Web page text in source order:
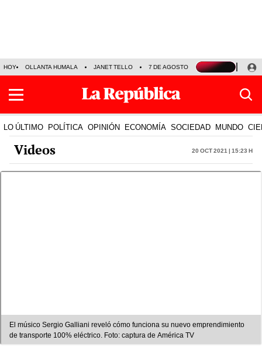
HOY OLLANTA HUMALA JANET TELLO 7 DE AGOSTO TINKA RESULTADOS
LO ÚLTIMO POLÍTICA OPINIÓN ECONOMÍA SOCIEDAD MUNDO
Videos 20 Oct 2021 | 15:23 h
El músico Sergio Galliani reveló cómo funciona su nuevo emprendimiento
de transporte 100% eléctrico. Foto: captura de América TV